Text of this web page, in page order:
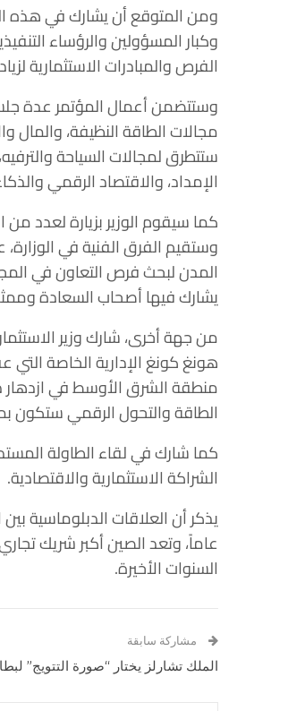
وكبار المسؤولين والرؤساء
الفرص والمبادرات الاستثمارية
وستتضمن أعمال المؤتمر عدة
مجالات الطاقة النظيفة، والمال
ستتطرق لمجالات السياحة
الإمداد، والاقتصاد الرقمي
كما سيقوم الوزير بزيارة لعدد
وستقيم الفرق الفنية في
المدن لبحث فرص التعاون في
يشارك فيها أصحاب السعادة
من جهة أخرى، شارك وزير
هونغ كونغ الإدارية الخاصة التي
منطقة الشرق الأوسط في
الطاقة والتحول الرقمي ستكون
كما شارك في لقاء الطاولة
الشراكة الاستثمارية والاقتصادية.
عاماً، وتعد الصين أكبر شريك
السنوات الأخيرة.
مشاركة سابقة
الملك تشارلز يختار “صورة التتويج”